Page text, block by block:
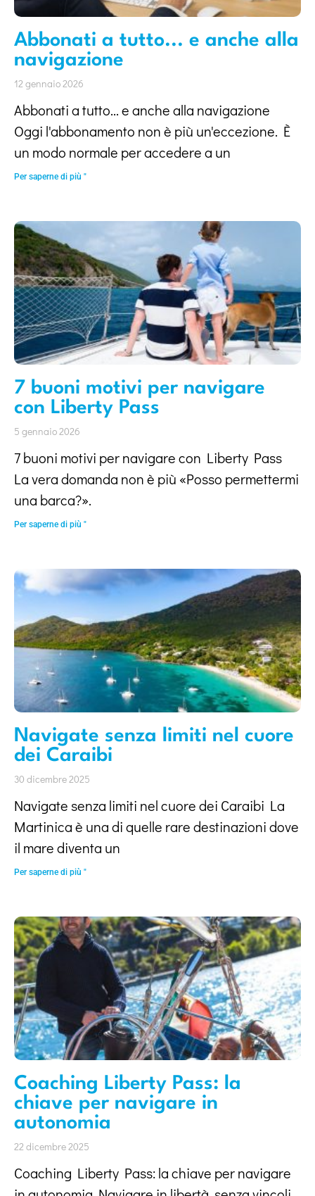
Abbonati a tutto... e anche alla
navigazione
12 gennaio 2026
Abbonati a tutto... e anche alla navigazione
Oggi l'abbonamento non è più un'eccezione. È
un modo normale per accedere a un
Per saperne di più "
7 buoni motivi per navigare
con Liberty Pass
5 gennaio 2026
7 buoni motivi per navigare con Liberty Pass
La vera domanda non è più «Posso permettermi
una barca?».
Per saperne di più "
Navigate senza limiti nel cuore
dei Caraibi
30 dicembre 2025
Navigate senza limiti nel cuore dei Caraibi La
Martinica è una di quelle rare destinazioni dove
il mare diventa un
Per saperne di più "
Coaching Liberty Pass: la
chiave per navigare in
autonomia
22 dicembre 2025
Coaching Liberty Pass: la chiave per navigare